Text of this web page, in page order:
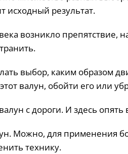
исходный результат.
возникло препятствие,
выбор, каким образом
валун, обойти его или
с дороги. И здесь
Можно, для применения
технику.